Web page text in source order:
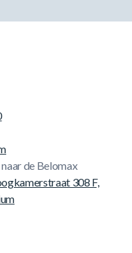
de Belomax
308 F,